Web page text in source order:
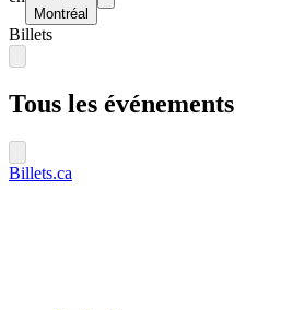
Montréal
Billets
Tous les événements
Billets.ca